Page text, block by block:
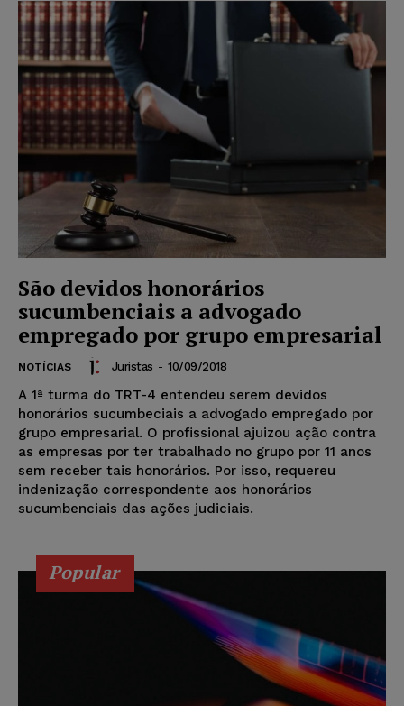
São devidos honorários
sucumbenciais a advogado
empregado por grupo empresarial
NOTÍCIAS Juristas - 10/09/2018
A 1ª turma do TRT-4 entendeu serem devidos
honorários sucumbeciais a advogado empregado por
grupo empresarial. O profissional ajuizou ação contra
as empresas por ter trabalhado no grupo por 11 anos
sem receber tais honorários. Por isso, requereu
indenização correspondente aos honorários
sucumbenciais das ações judiciais.
Popular